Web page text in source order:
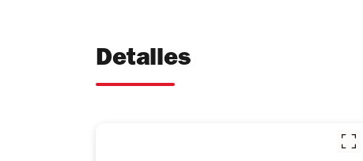
Detalles